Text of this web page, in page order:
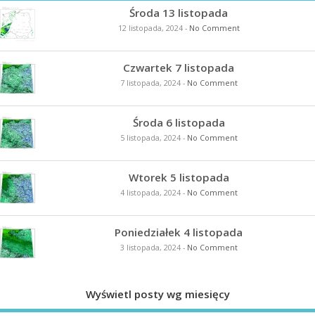
Środa 13 listopada
12 listopada, 2024- No Comment
Czwartek 7 listopada
7 listopada, 2024- No Comment
Środa 6 listopada
5 listopada, 2024- No Comment
Wtorek 5 listopada
4 listopada, 2024- No Comment
Poniedziałek 4 listopada
3 listopada, 2024- No Comment
Wyświetl posty wg miesięcy